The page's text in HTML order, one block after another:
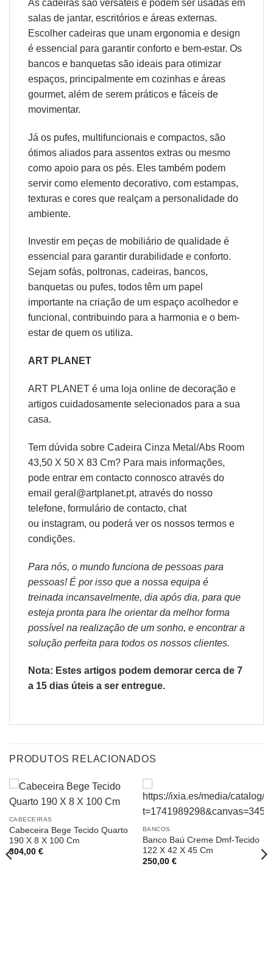
As cadeiras são versáteis e podem ser usadas em
salas de jantar, escritórios e áreas externas.
Escolher cadeiras que unam ergonomia e design
é essencial para garantir conforto e bem-estar. Os
bancos e banquetas são ideais para otimizar
espaços, principalmente em cozinhas e áreas
gourmet, além de serem práticos e fáceis de
movimentar.
Já os pufes, multifuncionais e compactos, são
ótimos aliados para assentos extras ou mesmo
como apoio para os pés. Eles também podem
servir como elemento decorativo, com estampas,
texturas e cores que realçam a personalidade do
ambiente.
Investir em peças de mobiliário de qualidade é
essencial para garantir durabilidade e conforto.
Sejam sofás, poltronas, cadeiras, bancos,
banquetas ou pufes, todos têm um papel
importante na criação de um espaço acolhedor e
funcional, contribuindo para a harmonia e o bem-
estar de quem os utiliza.
ART PLANET
ART PLANET é uma loja online de decoração e
artigos cuidadosamente selecionados para a sua
casa.
Tem dúvida sobre Cadeira Cinza Metal/Abs Room
43,50 X 50 X 83 Cm? Para mais informações,
pode entrar em contacto connosco através do
email geral@artplanet.pt, através do nosso
telefone, formulário de contacto, chat
ou instagram, ou poderá ver os nossos termos e
condições.
Para nós, o mundo funciona de pessoas para
pessoas! É por isso que a nossa equipa é
treinada incansavelmente, dia após dia, para que
esteja pronta para lhe orientar da melhor forma
possível na realização de um sonho, e encontrar a
solução perfeita para todos os nossos clientes.
Nota: Estes artigos podem demorar cerca de 7
a 15 dias úteis a ser entregue.
PRODUTOS RELACIONADOS
CABECEIRAS
Cabeceira Bege Tecido Quarto
190 X 8 X 100 Cm
304,00 €
BANCOS
Banco Baú Creme Dmf-Tecido
122 X 42 X 45 Cm
250,00 €